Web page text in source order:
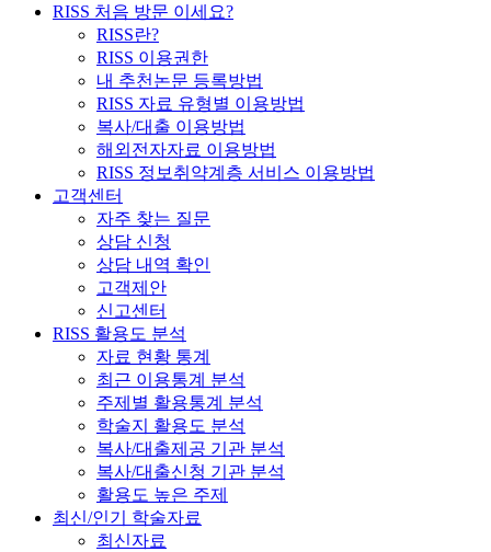
RISS 처음 방문 이세요?
RISS란?
RISS 이용권한
내 추천논문 등록방법
RISS 자료 유형별 이용방법
복사/대출 이용방법
해외전자자료 이용방법
RISS 정보취약계층 서비스 이용방법
고객센터
자주 찾는 질문
상담 신청
상담 내역 확인
고객제안
신고센터
RISS 활용도 분석
자료 현황 통계
최근 이용통계 분석
주제별 활용통계 분석
학술지 활용도 분석
복사/대출제공 기관 분석
복사/대출신청 기관 분석
활용도 높은 주제
최신/인기 학술자료
최신자료